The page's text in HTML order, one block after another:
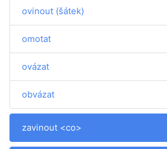
ovinout (šátek)
omotat
ovázat
obvázat
zavinout <co>